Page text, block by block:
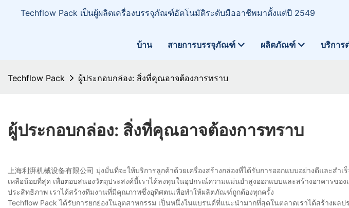
Techflow Pack เป็นผู้ผลิตเครื่องบรรจุภัณฑ์อัตโนมัติระดับมืออาชีพมาตั้งแต่ปี 2549
บ้าน สายการบรรจุภัณฑ์ ผลิตภัณฑ์ บริการ
Techflow Pack ผู้ประกอบกล่อง: สิ่งที่คุณอาจต้องการทราบ
ผู้ประกอบกล่อง: สิ่งที่คุณอาจต้องการทราบ
上海利湃机械设备有限公司 มุ่งมั่นที่จะให้บริการลูกค้าด้วยเครื่องสร้างกล่องที่ได้รับการออกแบบอย่างดีและส
เหลือน้อยที่สุด เพื่อตอบสนองวัตถุประสงค์นี้เราได้ลงทุนในอุปกรณ์ความแม่นยำสูงออกแบบและสร้างอาคารขอ
ประสิทธิภาพ เราได้สร้างทีมงานที่มีคุณภาพซึ่งอุทิศตนเพื่อทำให้ผลิตภัณฑ์ถูกต้องทุกครั้ง
Techflow Pack ได้รับการยกย่องในอุตสาหกรรม เป็นหนึ่งในแบรนด์ที่แนะนำมากที่สุดในตลาดเราได้สร้างผลป